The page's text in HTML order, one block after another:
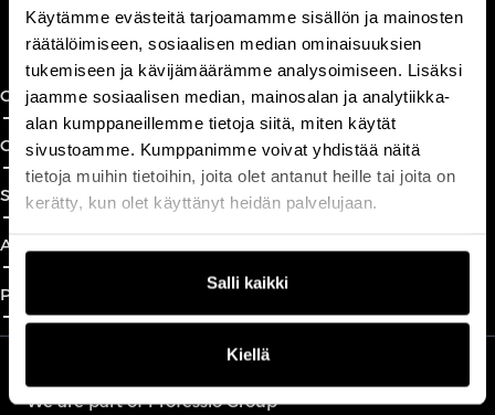
Käytämme evästeitä tarjoamamme sisällön ja mainosten
räätälöimiseen, sosiaalisen median ominaisuuksien
tukemiseen ja kävijämäärämme analysoimiseen. Lisäksi
jaamme sosiaalisen median, mainosalan ja analytiikka-
alan kumppaneillemme tietoja siitä, miten käytät
sivustoamme. Kumppanimme voivat yhdistää näitä
tietoja muihin tietoihin, joita olet antanut heille tai joita on
kerätty, kun olet käyttänyt heidän palvelujaan.
Salli kaikki
Kiellä
Book a call
CxO Circles
add_2close
CxO Academy
add_2close
Solutions
add_2 close
About
add_2
Partnership
add_2close
We are part of Professio Group